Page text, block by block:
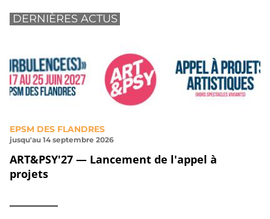
DERNIÈRES ACTUS
EPSM DES FLANDRES
jusqu'au 14 septembre 2026
ART&PSY'27 — Lancement de l'appel à
projets